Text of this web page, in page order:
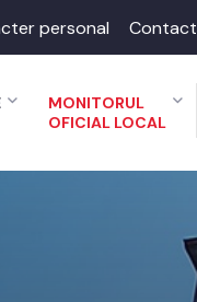
personal Contact
MONITORUL
OFICIAL LOCAL